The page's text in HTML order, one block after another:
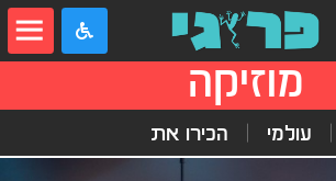
מוזיקה
עולמי הכירו את